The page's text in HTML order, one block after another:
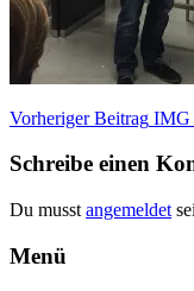
Vorheriger Beitrag
Schreibe einen
Du musst angemeldet
Menü